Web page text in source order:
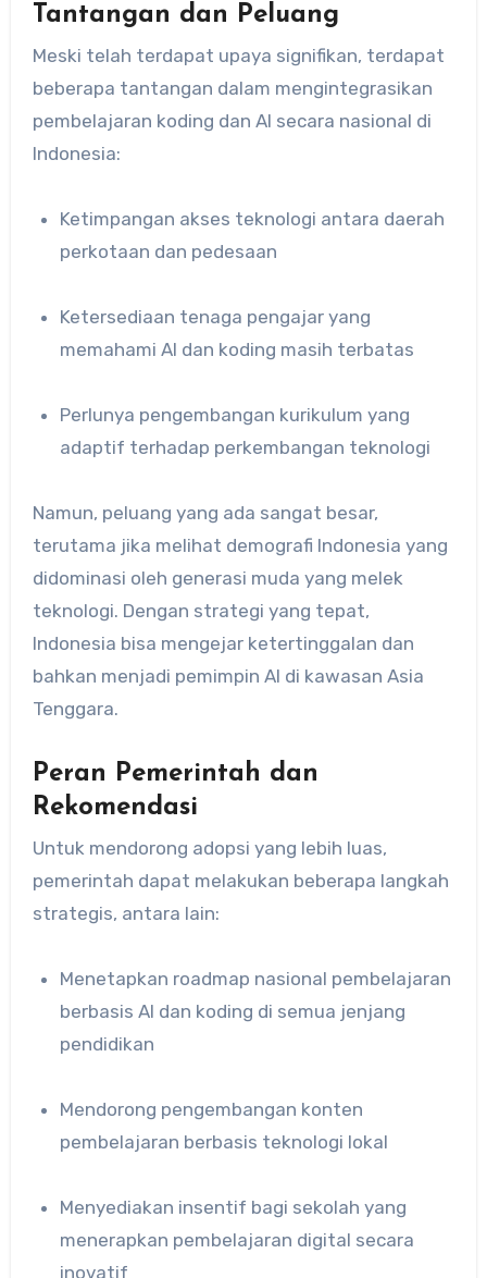
Tantangan dan Peluang
Meski telah terdapat upaya signifikan, terdapat
beberapa tantangan dalam mengintegrasikan
pembelajaran koding dan AI secara nasional di
Indonesia:
Ketimpangan akses teknologi antara daerah
perkotaan dan pedesaan
Ketersediaan tenaga pengajar yang
memahami AI dan koding masih terbatas
Perlunya pengembangan kurikulum yang
adaptif terhadap perkembangan teknologi
Namun, peluang yang ada sangat besar,
terutama jika melihat demografi Indonesia yang
didominasi oleh generasi muda yang melek
teknologi. Dengan strategi yang tepat,
Indonesia bisa mengejar ketertinggalan dan
bahkan menjadi pemimpin AI di kawasan Asia
Tenggara.
Peran Pemerintah dan
Rekomendasi
Untuk mendorong adopsi yang lebih luas,
pemerintah dapat melakukan beberapa langkah
strategis, antara lain:
Menetapkan roadmap nasional pembelajaran
berbasis AI dan koding di semua jenjang
pendidikan
Mendorong pengembangan konten
pembelajaran berbasis teknologi lokal
Menyediakan insentif bagi sekolah yang
menerapkan pembelajaran digital secara
inovatif